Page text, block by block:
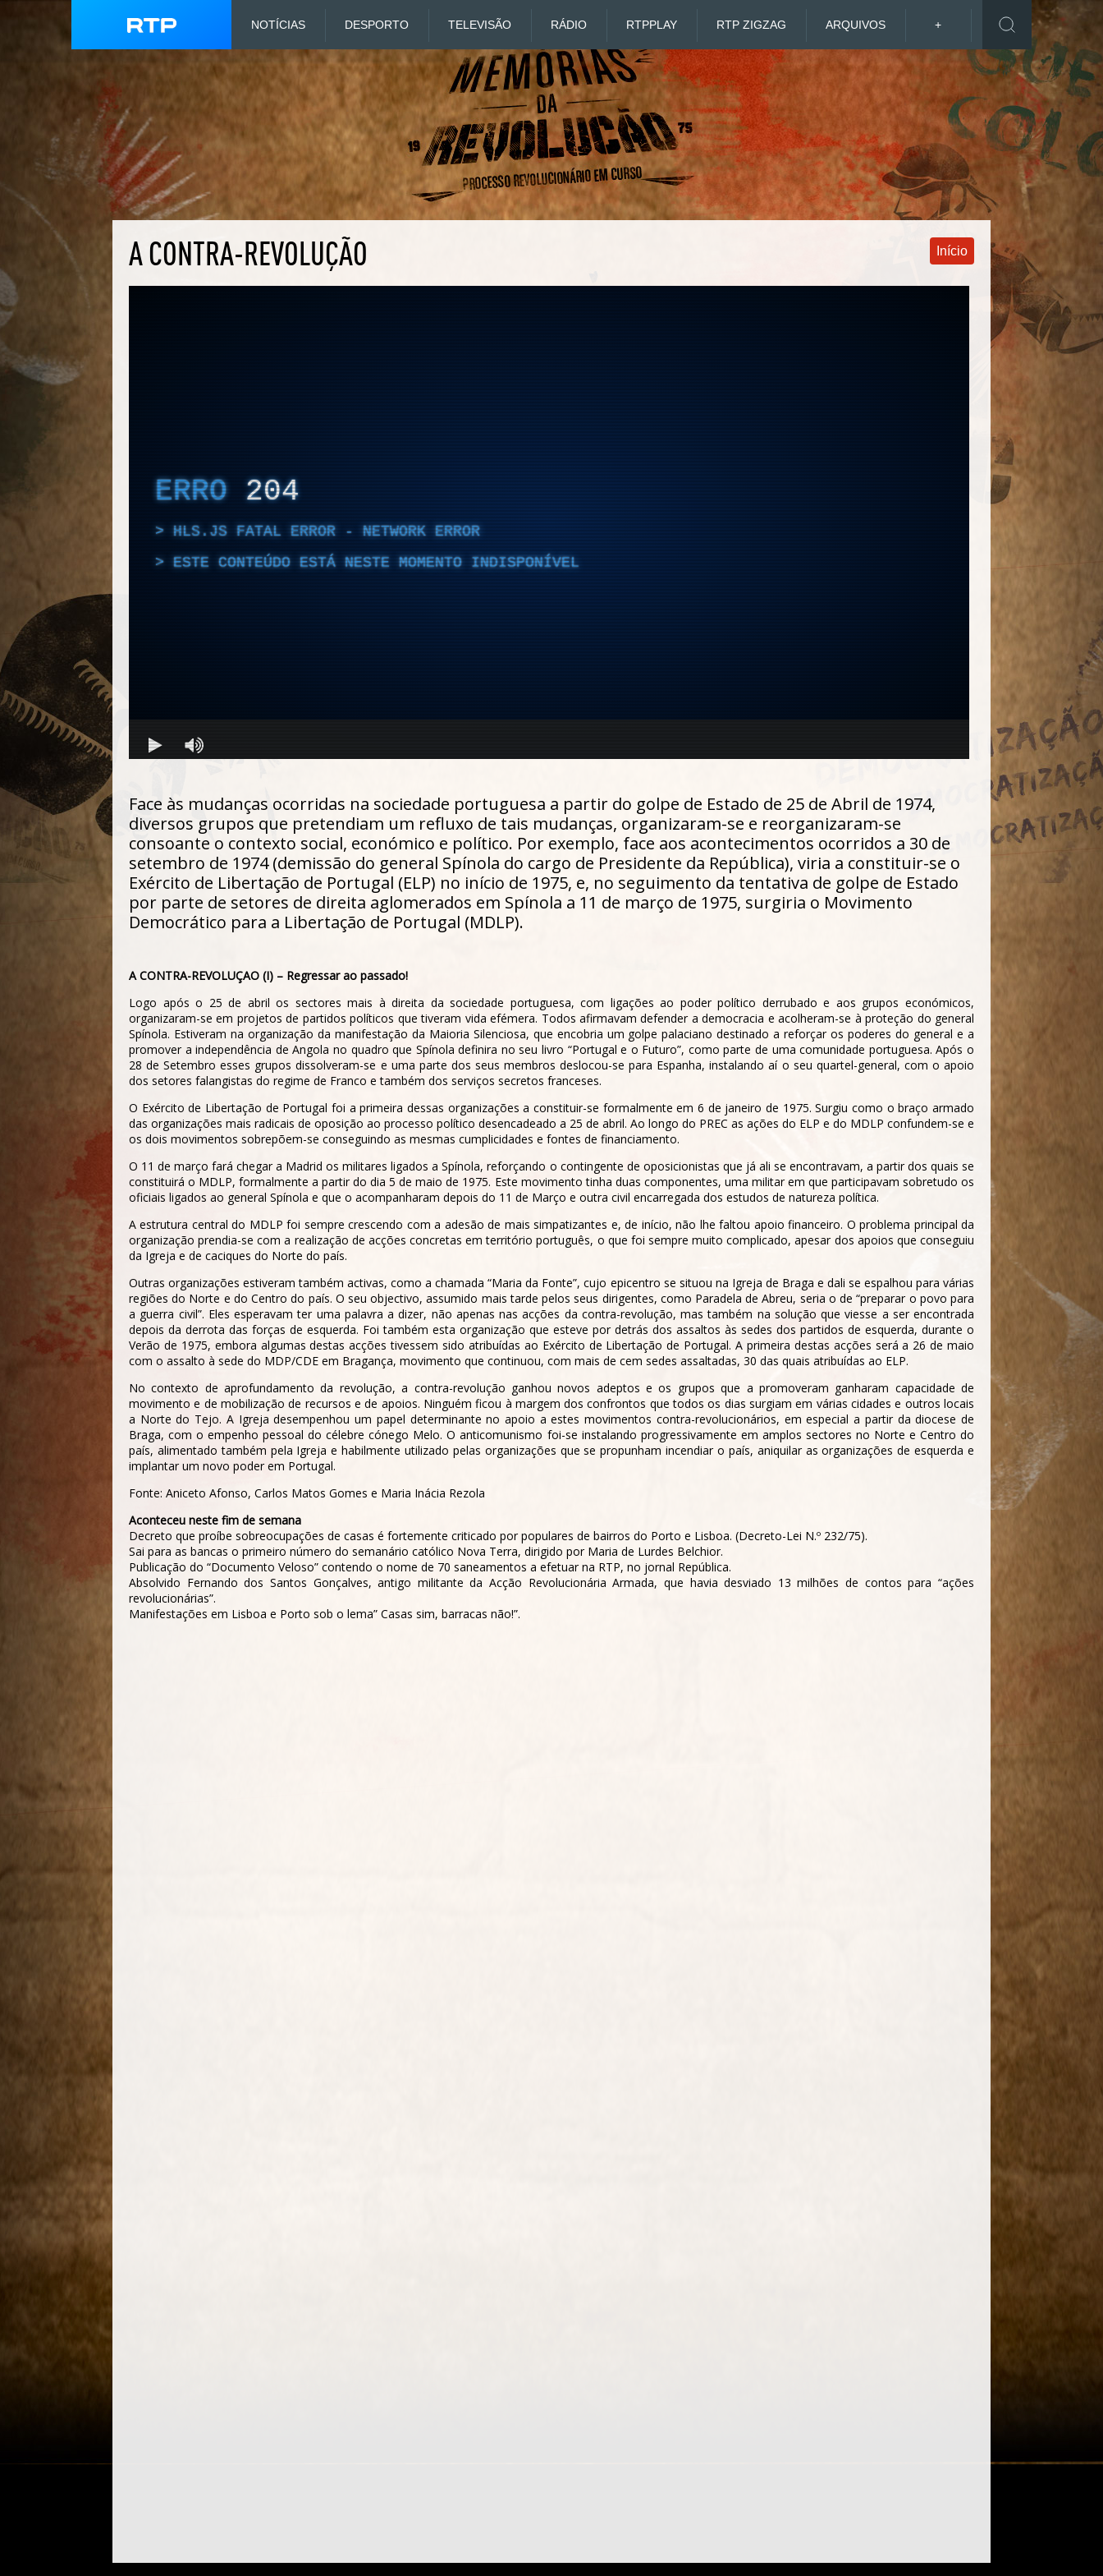
NOTÍCIAS DESPORTO TELEVISÃO RÁDIO RTPPLAY RTP ZIGZAG ARQUIVOS +
A CONTRA-REVOLUÇÃO Início
Face às mudanças ocorridas na sociedade portuguesa a partir do golpe de Estado de 25 de Abril de 1974,
diversos grupos que pretendiam um refluxo de tais mudanças, organizaram-se e reorganizaram-se
consoante o contexto social, económico e político. Por exemplo, face aos acontecimentos ocorridos a 30 de
setembro de 1974 (demissão do general Spínola do cargo de Presidente da República), viria a constituir-se o
Exército de Libertação de Portugal (ELP) no início de 1975, e, no seguimento da tentativa de golpe de Estado
por parte de setores de direita aglomerados em Spínola a 11 de março de 1975, surgiria o Movimento
Democrático para a Libertação de Portugal (MDLP).
A CONTRA-REVOLUÇAO (I) – Regressar ao passado!
Logo após o 25 de abril os sectores mais à direita da sociedade portuguesa, com ligações ao poder político derrubado e aos grupos económicos,
organizaram-se em projetos de partidos políticos que tiveram vida efémera. Todos afirmavam defender a democracia e acolheram-se à proteção do general
Spínola. Estiveram na organização da manifestação da Maioria Silenciosa, que encobria um golpe palaciano destinado a reforçar os poderes do general e a
promover a independência de Angola no quadro que Spínola definira no seu livro “Portugal e o Futuro”, como parte de uma comunidade portuguesa. Após o
28 de Setembro esses grupos dissolveram-se e uma parte dos seus membros deslocou-se para Espanha, instalando aí o seu quartel-general, com o apoio
dos setores falangistas do regime de Franco e também dos serviços secretos franceses.
O Exército de Libertação de Portugal foi a primeira dessas organizações a constituir-se formalmente em 6 de janeiro de 1975. Surgiu como o braço armado
das organizações mais radicais de oposição ao processo político desencadeado a 25 de abril. Ao longo do PREC as ações do ELP e do MDLP confundem-se e
os dois movimentos sobrepõem-se conseguindo as mesmas cumplicidades e fontes de financiamento.
O 11 de março fará chegar a Madrid os militares ligados a Spínola, reforçando o contingente de oposicionistas que já ali se encontravam, a partir dos quais se
constituirá o MDLP, formalmente a partir do dia 5 de maio de 1975. Este movimento tinha duas componentes, uma militar em que participavam sobretudo os
oficiais ligados ao general Spínola e que o acompanharam depois do 11 de Março e outra civil encarregada dos estudos de natureza política.
A estrutura central do MDLP foi sempre crescendo com a adesão de mais simpatizantes e, de início, não lhe faltou apoio financeiro. O problema principal da
organização prendia-se com a realização de acções concretas em território português, o que foi sempre muito complicado, apesar dos apoios que conseguiu
da Igreja e de caciques do Norte do país.
Outras organizações estiveram também activas, como a chamada “Maria da Fonte”, cujo epicentro se situou na Igreja de Braga e dali se espalhou para várias
regiões do Norte e do Centro do país. O seu objectivo, assumido mais tarde pelos seus dirigentes, como Paradela de Abreu, seria o de “preparar o povo para
a guerra civil”. Eles esperavam ter uma palavra a dizer, não apenas nas acções da contra-revolução, mas também na solução que viesse a ser encontrada
depois da derrota das forças de esquerda. Foi também esta organização que esteve por detrás dos assaltos às sedes dos partidos de esquerda, durante o
Verão de 1975, embora algumas destas acções tivessem sido atribuídas ao Exército de Libertação de Portugal. A primeira destas acções será a 26 de maio
com o assalto à sede do MDP/CDE em Bragança, movimento que continuou, com mais de cem sedes assaltadas, 30 das quais atribuídas ao ELP.
No contexto de aprofundamento da revolução, a contra-revolução ganhou novos adeptos e os grupos que a promoveram ganharam capacidade de
movimento e de mobilização de recursos e de apoios. Ninguém ficou à margem dos confrontos que todos os dias surgiam em várias cidades e outros locais
a Norte do Tejo. A Igreja desempenhou um papel determinante no apoio a estes movimentos contra-revolucionários, em especial a partir da diocese de
Braga, com o empenho pessoal do célebre cónego Melo. O anticomunismo foi-se instalando progressivamente em amplos sectores no Norte e Centro do
país, alimentado também pela Igreja e habilmente utilizado pelas organizações que se propunham incendiar o país, aniquilar as organizações de esquerda e
implantar um novo poder em Portugal.
Fonte: Aniceto Afonso, Carlos Matos Gomes e Maria Inácia Rezola
Aconteceu neste fim de semana
Decreto que proíbe sobreocupações de casas é fortemente criticado por populares de bairros do Porto e Lisboa. (Decreto-Lei N.º 232/75).
Sai para as bancas o primeiro número do semanário católico Nova Terra, dirigido por Maria de Lurdes Belchior.
Publicação do “Documento Veloso” contendo o nome de 70 saneamentos a efetuar na RTP, no jornal República.
Absolvido Fernando dos Santos Gonçalves, antigo militante da Acção Revolucionária Armada, que havia desviado 13 milhões de contos para “ações
revolucionárias”.
Manifestações em Lisboa e Porto sob o lema” Casas sim, barracas não!”.